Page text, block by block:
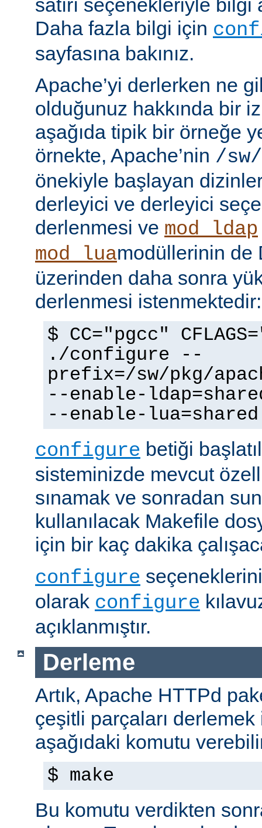
satırı seçenekleriyle bilgi
Daha fazla bilgi için
sayfasına bakınız.
Apache’yi derlerken ne
olduğunuz hakkında bir
aşağıda tipik bir örneğe
örnekte, Apache’nin /
önekiyle başlayan
derleyici ve derleyici
derlenmesi ve mod_ldap
mod_luamodüllerinin de
üzerinden daha sonra
derlenmesi istenmektedir:
$ CC="pgcc"
./configure --
prefix=/sw/pkg/
--enable-
--enable-lua=shared
configure betiği
sisteminizde mevcut
sınamak ve sonradan
kullanılacak Makefile
için bir kaç dakika
configure
olarak configure
açıklanmıştır.
Derleme
Artık, Apache HTTPd
çeşitli parçaları
aşağıdaki komutu
$ make
Bu komutu verdikten